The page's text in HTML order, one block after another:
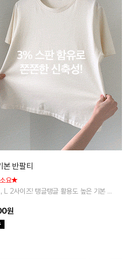
본 반팔티
요★
2사이즈! 탱글탱글 활용도 높은 기본 반
원